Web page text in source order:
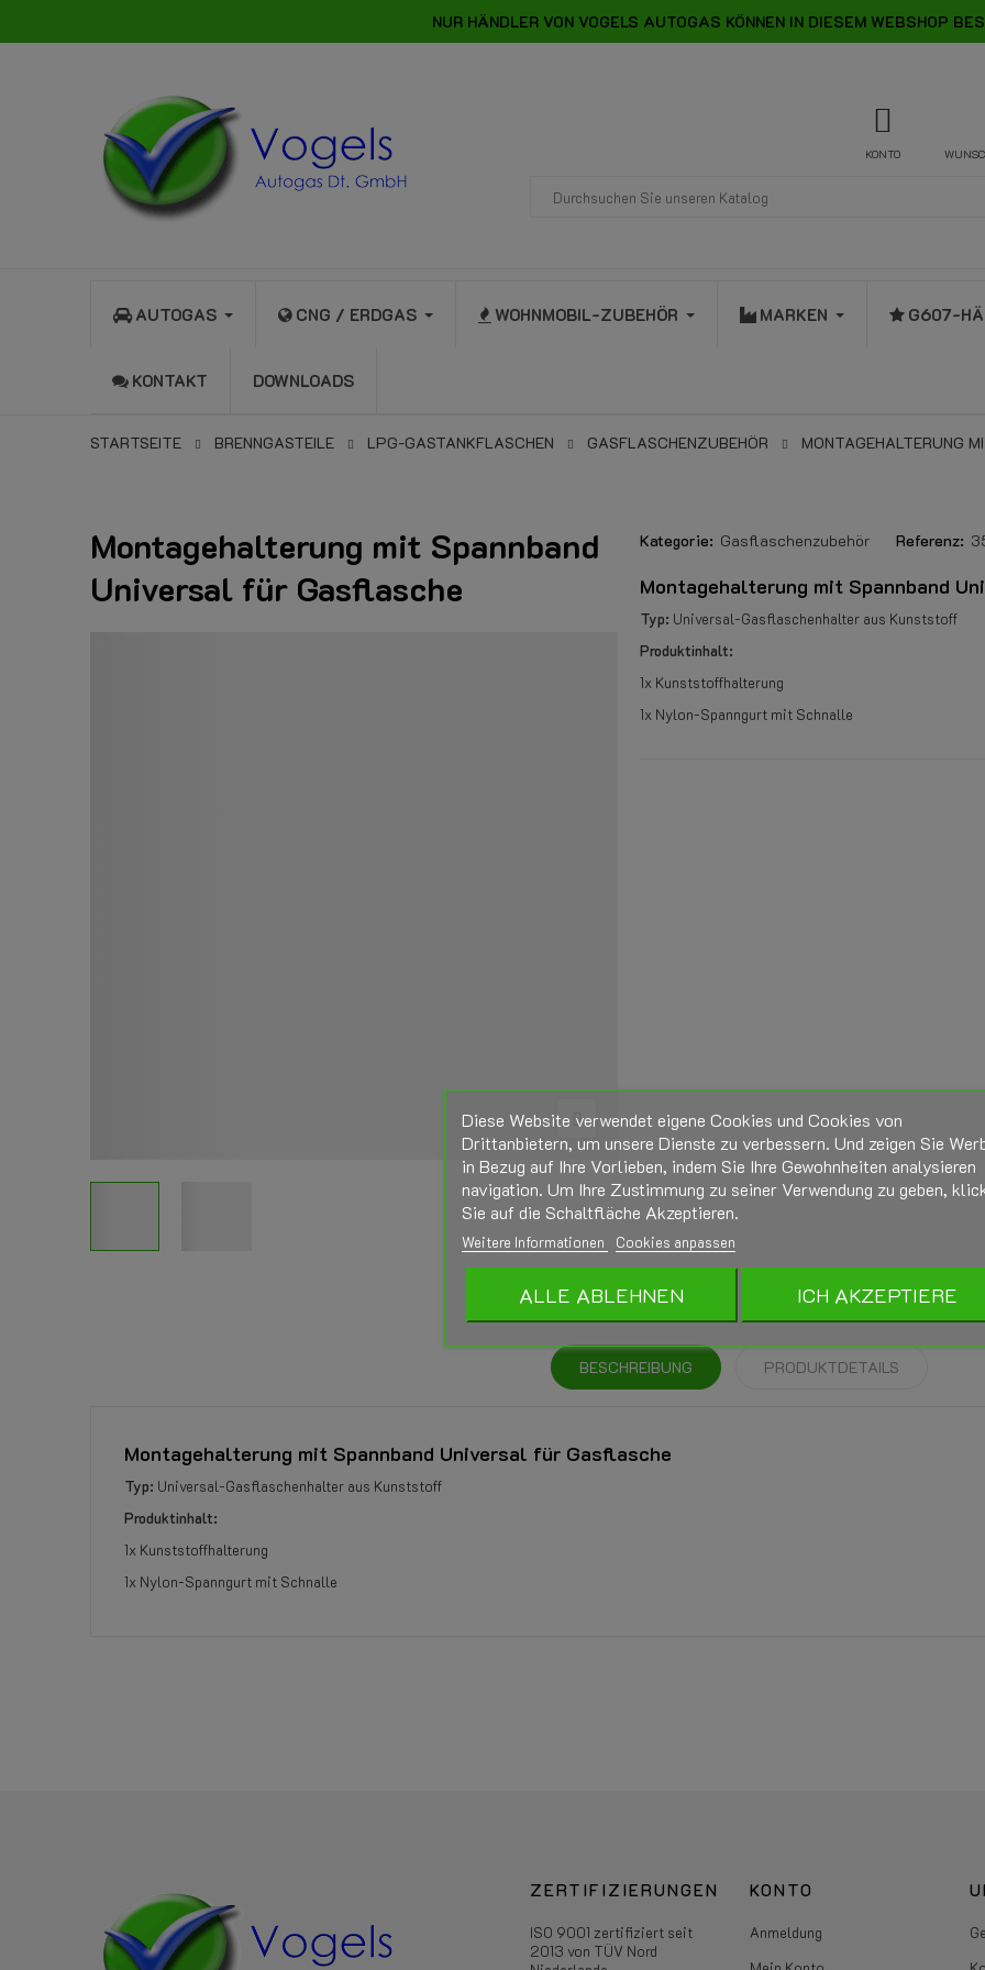
NUR HÄNDLER VON VOGELS AUTOGAS KÖNNEN IN DIESEM WEBSHOP
KONTO
AUTOGAS CNG / ERDGAS WOHNMOBIL-ZUBEHÖR MARKEN G607-
KONTAKT DOWNLOADS
STARTSEITE BRENNGASTEILE LPG-GASTANKFLASCHEN GASFLASCHENZUBEHÖR MONTAGEHALTERUNG
Montagehalterung mit Spannband
Universal für Gasflasche
Kategorie: Gasflaschenzubehör Referenz:
Montagehalterung mit Spannband
Typ: Universal-Gasflaschenhalter aus Kunststoff
Produktinhalt:
1x Kunststoffhalterung
1x Nylon-Spanngurt mit Schnalle
BESCHREIBUNG PRODUKTDETAILS
Montagehalterung mit Spannband Universal für Gasflasche
Typ: Universal-Gasflaschenhalter aus Kunststoff
Produktinhalt:
1x Kunststoffhalterung
1x Nylon-Spanngurt mit Schnalle
ZERTIFIZIERUNGEN
ISO 9001 zertifiziert seit
2013 von TÜV Nord
KONTO
Anmeldung
Diese Website verwendet eigene Cookies und Cookies von
Drittanbietern, um unsere Dienste zu verbessern. Und zeigen Sie
in Bezug auf Ihre Vorlieben, indem Sie Ihre Gewohnheiten analysieren
navigation. Um Ihre Zustimmung zu seiner Verwendung zu geben,
Sie auf die Schaltfläche Akzeptieren.
Weitere Informationen Cookies anpassen
ALLE ABLEHNEN ICH AKZEPTIERE